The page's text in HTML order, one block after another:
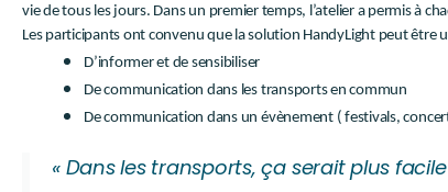
vie de tous les jours. Dans un premier temps, l’atelier a permis à
Les participants ont convenu que la solution HandyLight peut être
D’informer et de sensibiliser
De communication dans les transports en commun
De communication dans un évènement ( festivals,
« Dans les transports, ça serait plus